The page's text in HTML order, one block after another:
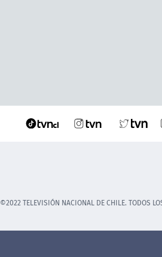
©2022 TELEVISIÓN NACIONAL DE CHILE. TODOS